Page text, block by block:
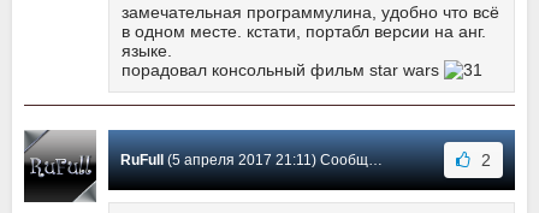
замечательная программулина, удобно что всё
в одном месте. кстати, портабл версии на анг.
языке.
порадовал консольный фильм star wars
RuFull(5 апреля 2017 21:11) Сообщение #55 2